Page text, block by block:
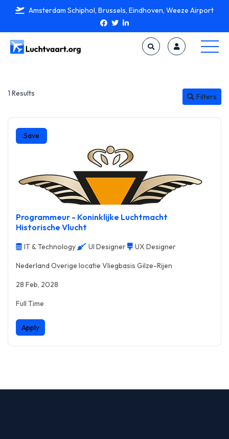
Amsterdam Schiphol, Brussels, Eindhoven, Weeze Airport
1 Results Filters
Save
Programmeur - Koninklijke Luchtmacht
Historische Vlucht
IT & Technology UI Designer UX Designer
Nederland Overige locatie Vliegbasis Gilze-Rijen
28 Feb, 2028
Full Time
Apply